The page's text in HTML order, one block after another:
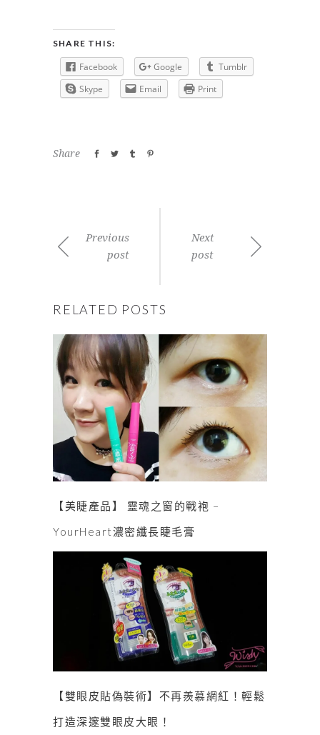
SHARE THIS:
Facebook Google
Tumblr
Skype
Email Print
Share
Previous
post
Next
post
RELATED POSTS
【美睫產品】 靈魂之窗的戰袍 –
YourHeart濃密纖長睫毛膏
【雙眼皮貼偽裝術】不再羨慕網紅！輕鬆
打造深邃雙眼皮大眼！